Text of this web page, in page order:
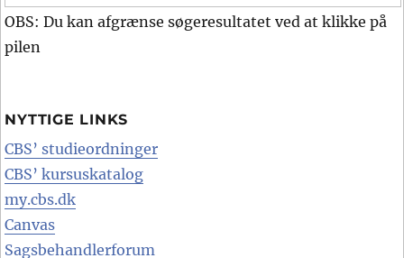
OBS: Du kan afgrænse søgeresultatet ved at klikke på
pilen
NYTTIGE LINKS
CBS’ studieordninger
CBS’ kursuskatalog
my.cbs.dk
Canvas
Sagsbehandlerforum